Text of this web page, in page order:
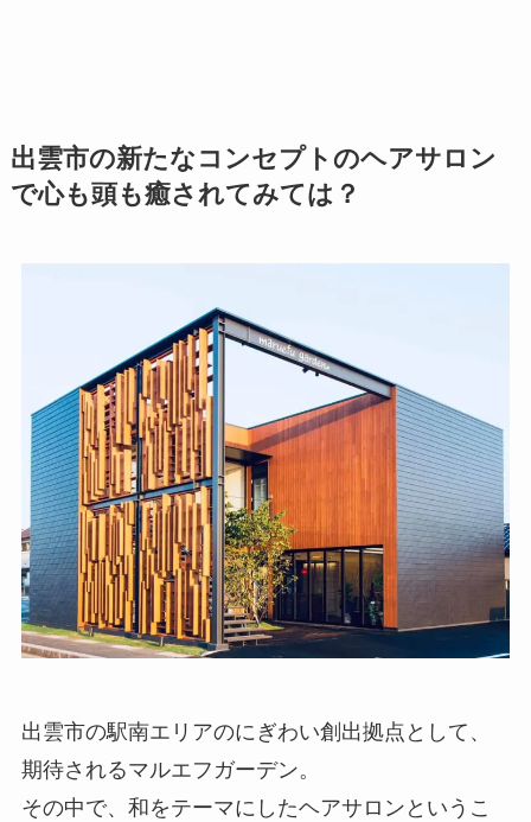
出雲市の新たなコンセプトのヘアサロン
で心も頭も癒されてみては？
出雲市の駅南エリアのにぎわい創出拠点として、
期待されるマルエフガーデン。
その中で、和をテーマにしたヘアサロンというこ